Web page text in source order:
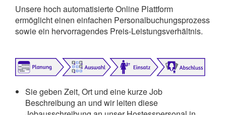
Unsere hoch automatisierte Online Plattform
ermöglicht einen einfachen Personalbuchungsprozess
sowie ein hervorragendes Preis-Leistungsverhältnis.
Sie geben Zeit, Ort und eine kurze Job
Beschreibung an und wir leiten diese